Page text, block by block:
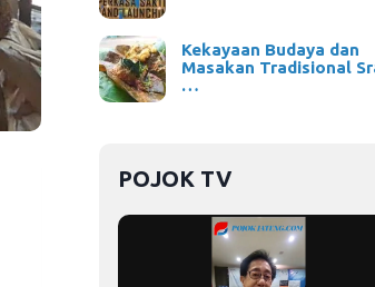
Kekayaan Budaya dan
Masakan Tradisional
…
POJOK TV